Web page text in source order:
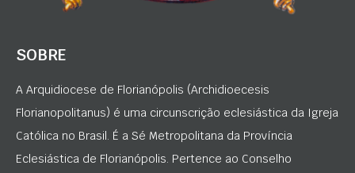
SOBRE
A Arquidiocese de Florianópolis (Archidioecesis
Florianopolitanus) é uma circunscrição eclesiástica da Igreja
Católica no Brasil. É a Sé Metropolitana da Província
Eclesiástica de Florianópolis. Pertence ao Conselho